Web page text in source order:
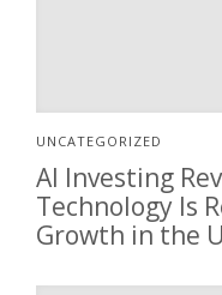
UNCATEGORIZED
AI Investing
Technology Is
Growth in the